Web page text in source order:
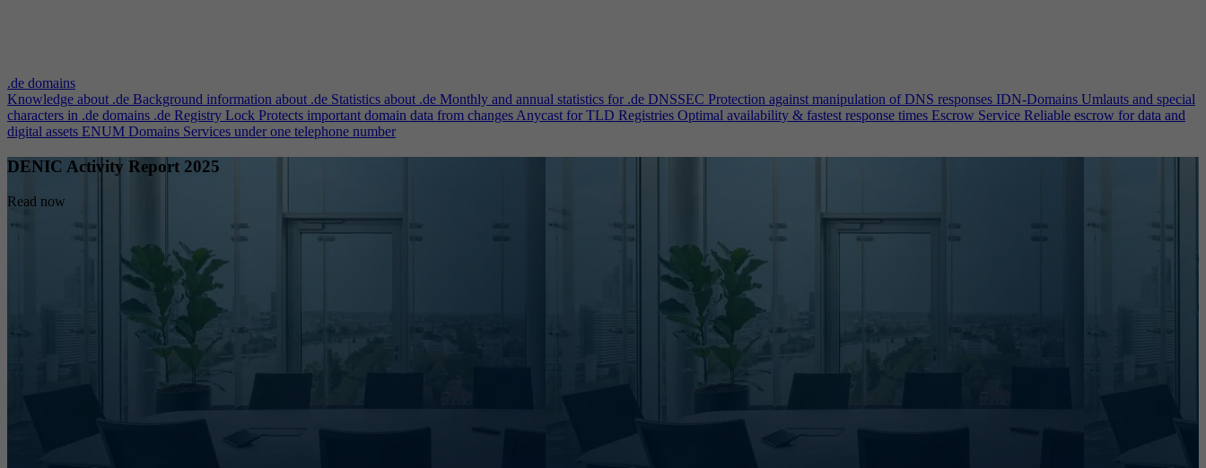
.de domains
Knowledge about .de Background information about .de Statistics about .de Monthly and annual statistics for .de DNSSEC Protection against manipulation of DNS responses IDN-Domains Umlauts and special
characters in .de domains .de Registry Lock Protects important domain data from changesAnycast for TLD Registries Optimal availability & fastest response times Escrow Service Reliable escrow for data and
digital assets ENUM Domains Services under one telephone number
DENIC Activity Report 2025
Read now